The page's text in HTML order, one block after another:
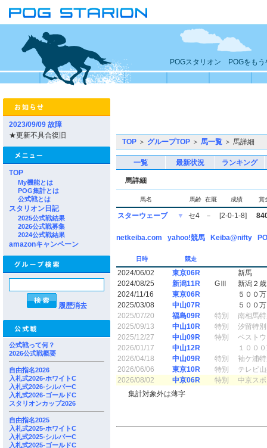
POGスタリオン POGをもう
2023/09/09 故障
★更新不具合復旧
TOP
My機能とは
POG集計とは
公式戦とは
スタリオン日記
2025公式戦結果
2026公式戦募集
2024公式戦結果
amazonキャンペーン
履歴消去
公式戦って何？
2026公式戦概要
自由指名2026
入札式2026-ホワイトC
入札式2026-シルバーC
入札式2026-ゴールドC
スタリオンカップ2026
自由指名2025
入札式2025-ホワイトC
入札式2025-シルバーC
入札式2025-ゴールドC
TOP ＞ グループTOP ＞ 馬一覧 ＞ 馬詳細
一覧 最新状況 ランキング
馬詳細
馬名 馬齢 在厩 成績 賞
スターウェーブ ▼ セ4 － [2-0-1-8]
netkeiba.com yahoo!競馬 Keiba@nifty
日時 競走
2024/06/02 東京06R
新馬
2024/08/25
新潟11R GⅢ
新潟２
2024/11/16
東京06R
５００
2025/03/08
中山07R
５００
2025/07/20
福島09R 特別
南相馬
2025/09/13
中山10R 特別
汐留特別
2025/12/27
中山09R 特別
ベスト
2026/01/17
中山12R
１００
2026/04/18
中山09R 特別
袖ケ浦
2026/06/06
東京10R 特別
テレビ
2026/08/02
中京06R 特別
中京ス
集計対象外は薄字